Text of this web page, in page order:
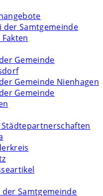
der Samtgemeinde
Gemeinde
Gemeinde Nienhagen
Gemeinde
der Samtgemeinde